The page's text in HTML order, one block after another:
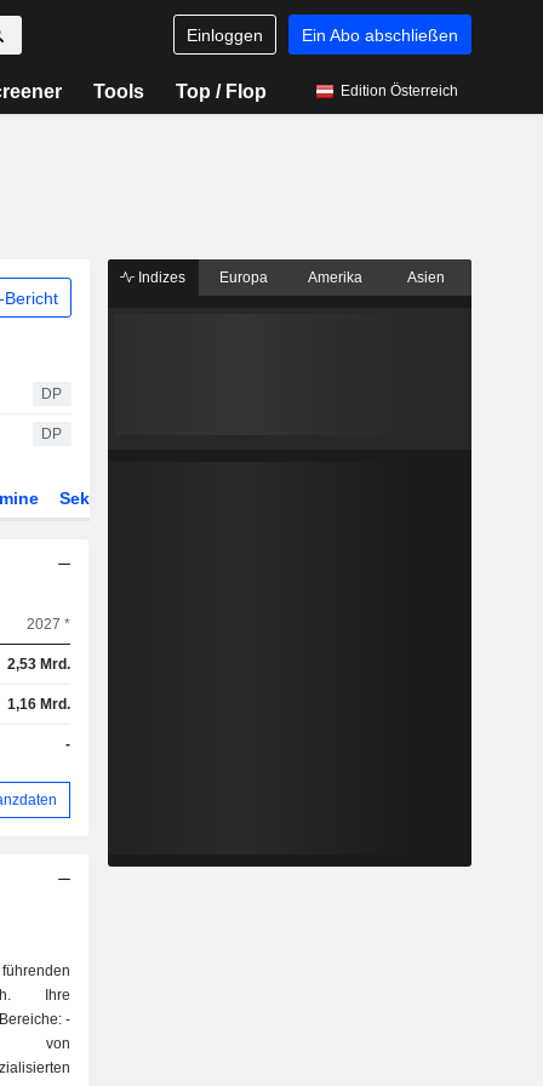
Einloggen Ein Abo abschließen
Tools Top / Flop Edition Österreich
Bericht
DP
DP
Sektor
2027 *
2,53 Mrd.
1,16 Mrd.
-
Ihre
-
von
Indizes Europa Amerika Asien